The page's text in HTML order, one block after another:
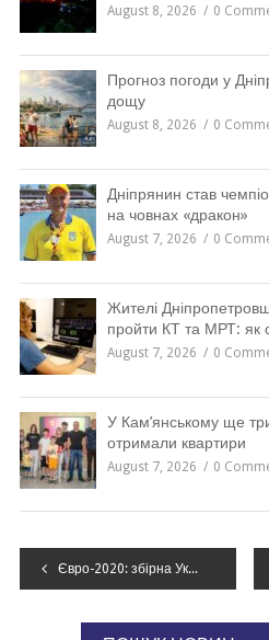
August 8, 2026 0
Прогноз погоди у
дощу
August 8, 2026 0
Дніпрянин став
на човнах «дракон»
August 7, 2026 0
Жителі
пройти КТ та МРТ: як
August 7, 2026 0
У Кам’янському ще
отримали квартири
August 7, 2026 0
Навігація
Євро-2020: збірна України базуватиметься в Бухаресті, суперники житимуть удома